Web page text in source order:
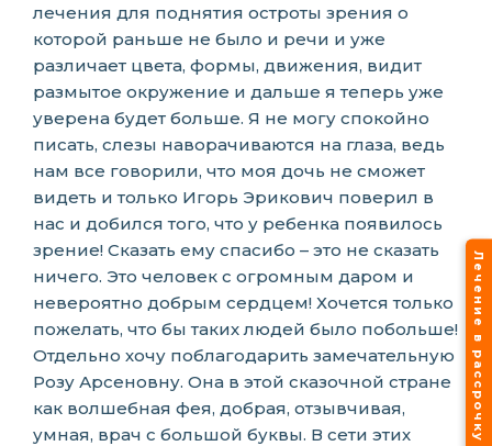
лечения для поднятия остроты зрения о
которой раньше не было и речи и уже
различает цвета, формы, движения, видит
размытое окружение и дальше я теперь уже
уверена будет больше. Я не могу спокойно
писать, слезы наворачиваются на глаза, ведь
нам все говорили, что моя дочь не сможет
видеть и только Игорь Эрикович поверил в
нас и добился того, что у ребенка появилось
зрение! Сказать ему спасибо – это не сказать
ничего. Это человек с огромным даром и
невероятно добрым сердцем! Хочется только
пожелать, что бы таких людей было побольше!
Отдельно хочу поблагодарить замечательную
Розу Арсеновну. Она в этой сказочной стране
как волшебная фея, добрая, отзывчивая,
умная, врач с большой буквы. В сети этих
Лечение в рассрочку